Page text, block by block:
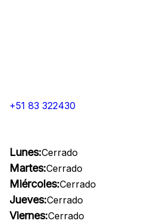
+51 83 322430
Lunes:Cerrado
Martes:Cerrado
Miércoles:Cerrado
Jueves:Cerrado
Viernes:Cerrado